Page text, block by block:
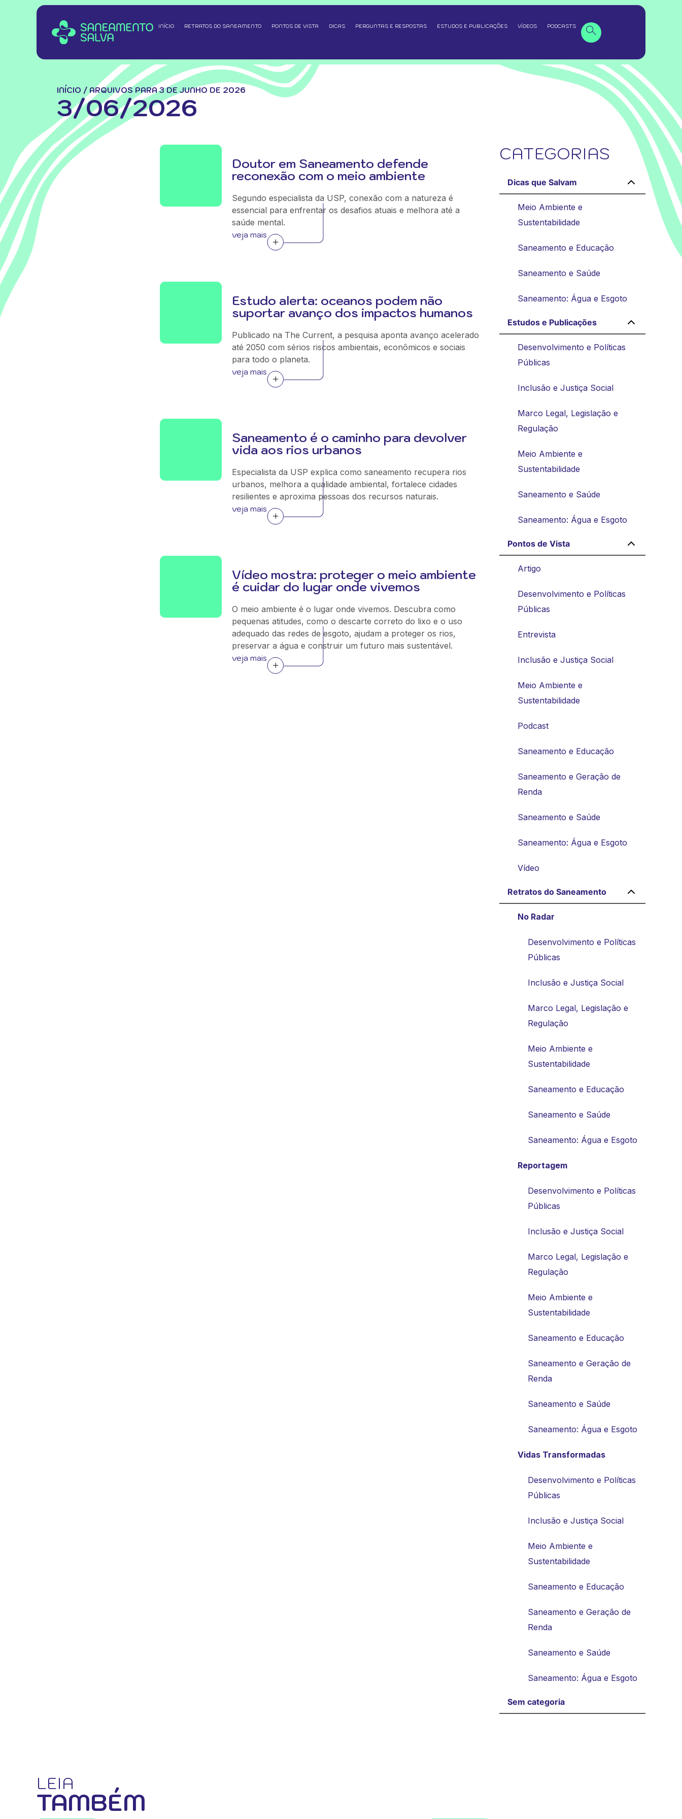
INÍCIO RETRATOS DO SANEAMENTO PONTOS DE VISTA DICAS PERGUNTAS E RESPOSTAS ESTUDOS E PUBLICAÇÕES VÍDEOS PODCASTS
INÍCIO / ARQUIVOS PARA 3 DE JUNHO DE 2026
3/06/2026
Doutor em Saneamento defende
reconexão com o meio ambiente
Segundo especialista da USP, conexão com a natureza é
essencial para enfrentar os desafios atuais e melhora até a
saúde mental.
veja mais
Estudo alerta: oceanos podem não
suportar avanço dos impactos humanos
Publicado na The Current, a pesquisa aponta avanço acelerado
até 2050 com sérios riscos ambientais, econômicos e sociais
para todo o planeta.
veja mais
Saneamento é o caminho para devolver
vida aos rios urbanos
Especialista da USP explica como saneamento recupera rios
urbanos, melhora a qualidade ambiental, fortalece cidades
resilientes e aproxima pessoas dos recursos naturais.
veja mais
Vídeo mostra: proteger o meio ambiente
é cuidar do lugar onde vivemos
O meio ambiente é o lugar onde vivemos. Descubra como
pequenas atitudes, como o descarte correto do lixo e o uso
adequado das redes de esgoto, ajudam a proteger os rios,
preservar a água e construir um futuro mais sustentável.
veja mais
CATEGORIAS
Dicas que Salvam
Meio Ambiente e
Sustentabilidade
Saneamento e Educação
Saneamento e Saúde
Saneamento: Água e Esgoto
Estudos e Publicações
Desenvolvimento e Políticas
Públicas
Inclusão e Justiça Social
Marco Legal, Legislação e
Regulação
Meio Ambiente e
Sustentabilidade
Saneamento e Saúde
Saneamento: Água e Esgoto
Pontos de Vista
Artigo
Desenvolvimento e Políticas
Públicas
Entrevista
Inclusão e Justiça Social
Meio Ambiente e
Sustentabilidade
Podcast
Saneamento e Educação
Saneamento e Geração de
Renda
Saneamento e Saúde
Saneamento: Água e Esgoto
Vídeo
Retratos do Saneamento
No Radar
Desenvolvimento e Políticas
Públicas
Inclusão e Justiça Social
Marco Legal, Legislação e
Regulação
Meio Ambiente e
Sustentabilidade
Saneamento e Educação
Saneamento e Saúde
Saneamento: Água e Esgoto
Reportagem
Desenvolvimento e Políticas
Públicas
Inclusão e Justiça Social
Marco Legal, Legislação e
Regulação
Meio Ambiente e
Sustentabilidade
Saneamento e Educação
Saneamento e Geração de
Renda
Saneamento e Saúde
Saneamento: Água e Esgoto
Vidas Transformadas
Desenvolvimento e Políticas
Públicas
Inclusão e Justiça Social
Meio Ambiente e
Sustentabilidade
Saneamento e Educação
Saneamento e Geração de
Renda
Saneamento e Saúde
Saneamento: Água e Esgoto
Sem categoria
LEIA
TAMBÉM